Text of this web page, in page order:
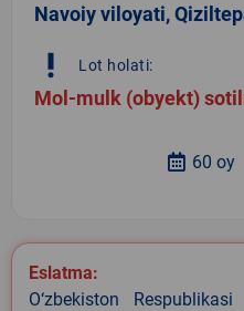
Navoiy viloyati,
priority_high Lot holati:
Mol-mulk (obyekt)
60 oy
Eslatma:
O‘zbekiston